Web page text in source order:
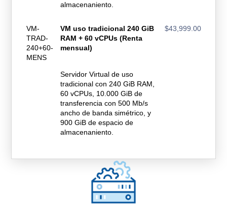
almacenaniento.
VM-
TRAD-
240+60-
MENS
VM uso tradicional 240 GiB
RAM + 60 vCPUs (Renta
mensual)
$43,999.00
Servidor Virtual de uso
tradicional con 240 GiB RAM,
60 vCPUs, 10.000 GiB de
transferencia con 500 Mb/s
ancho de banda simétrico, y
900 GiB de espacio de
almacenaniento.